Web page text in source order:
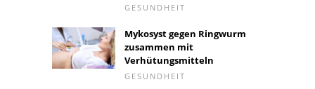
GESUNDHEIT
Mykosyst gegen Ringwurm
zusammen mit
Verhütungsmitteln
GESUNDHEIT